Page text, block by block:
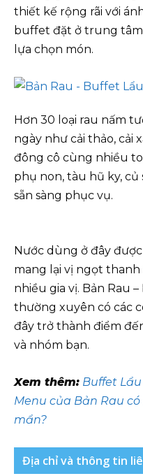
thiết kế rộng rãi với
buffet đặt ở trung
lựa chọn món.
Hơn 30 loại rau nấm
ngày như cải thảo, cải
đông cô cùng nhiều
phụ non, tàu hũ ky, củ
sẵn sàng phục vụ.
Nước dùng ở đây
mang lại vị ngọt
nhiều gia vị. Bản Rau
thường xuyên có các
đây trở thành điểm
và nhóm bạn.
Xem thêm: Buffet
Menu của Bản Rau
mẩn?
Địa chỉ và thông tin